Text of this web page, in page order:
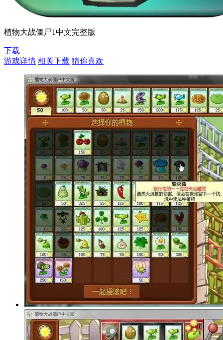
植物大战僵尸1中文完整版
下载
游戏详情 相关下载 猜你喜欢